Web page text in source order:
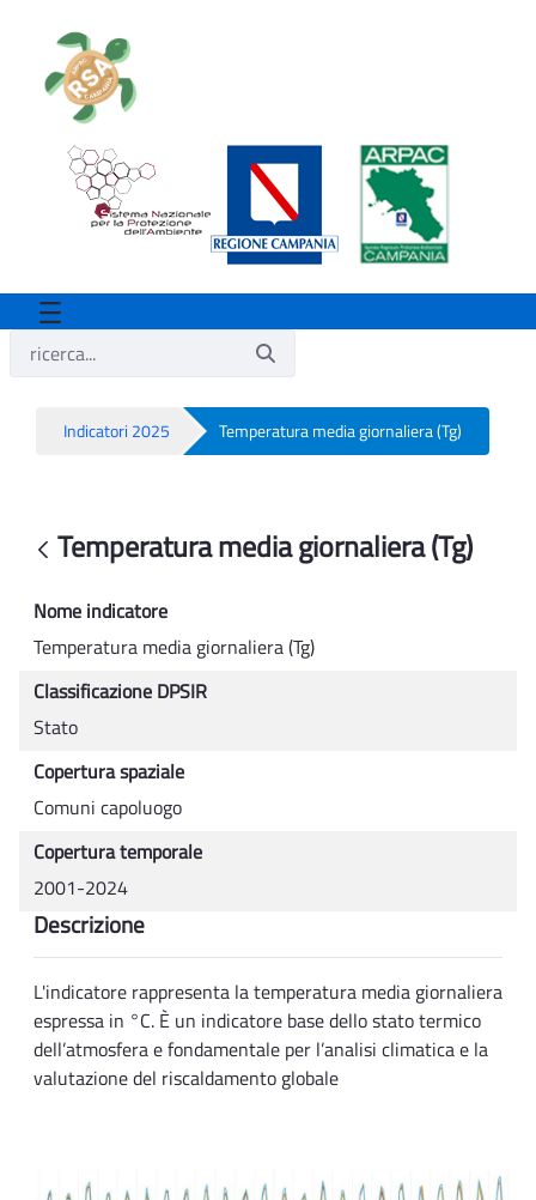
Indicatori 2025 Temperatura media giornaliera (Tg)
Temperatura media giornaliera (Tg)
Nome indicatore
Temperatura media giornaliera (Tg)
Classificazione DPSIR
Stato
Copertura spaziale
Comuni capoluogo
Copertura temporale
2001-2024
Descrizione
L'indicatore rappresenta la temperatura media giornaliera
espressa in °C. È un indicatore base dello stato termico
dell’atmosfera e fondamentale per l’analisi climatica e la
valutazione del riscaldamento globale